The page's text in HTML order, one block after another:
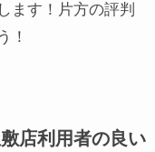
ます！片方の評判
！
店利用者の良い